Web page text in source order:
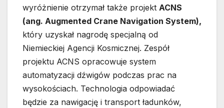
wyróżnienie otrzymał także projekt ACNS
(ang. Augmented Crane Navigation System),
który uzyskał nagrodę specjalną od
Niemieckiej Agencji Kosmicznej. Zespół
projektu ACNS opracowuje system
automatyzacji dźwigów podczas prac na
wysokościach. Technologia odpowiadać
będzie za nawigację i transport ładunków,